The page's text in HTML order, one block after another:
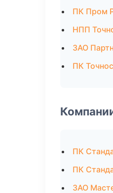
ПК Пром
НПП
ЗАО
ПК
ПК
ПК
ЗАО